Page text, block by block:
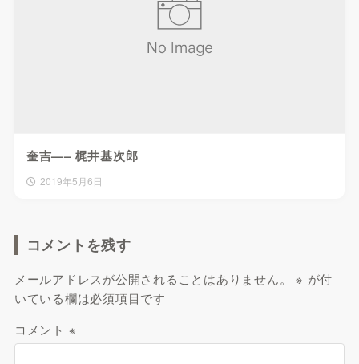
奎吉—– 梶井基次郎
2019年5月6日
コメントを残す
メールアドレスが公開されることはありません。 ※ が付
いている欄は必須項目です
コメント ※